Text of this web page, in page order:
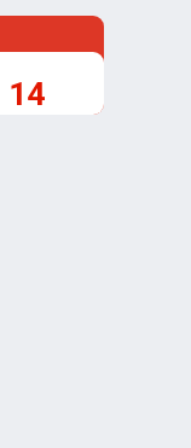
14